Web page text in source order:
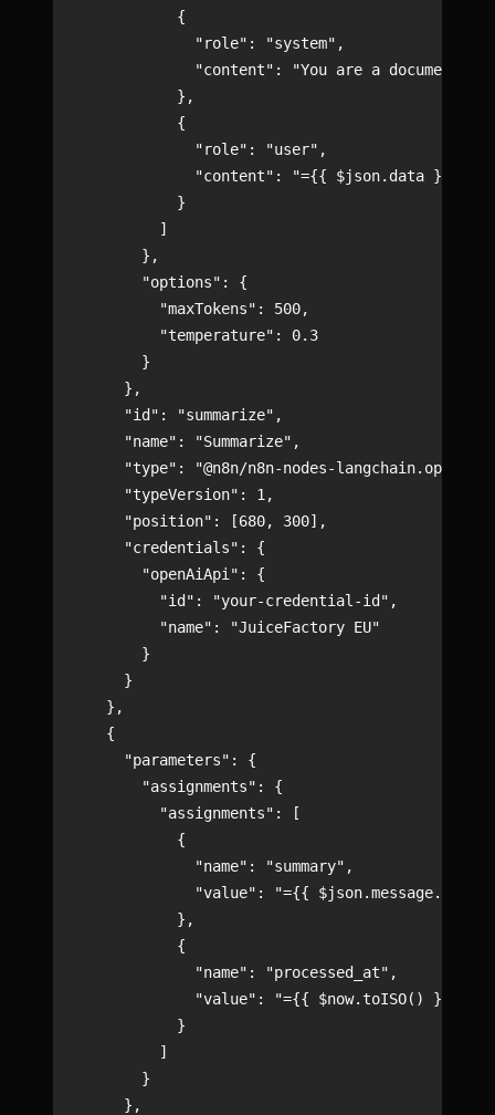
            {
              "role": "system",
"content": "You are a document
            },
            {
              "role": "user",
              "content": "={{ $json.data }}"
            }
          ]
        },
        "options": {
          "maxTokens": 500,
          "temperature": 0.3
        }
      },
      "id": "summarize",
      "name": "Summarize",
      "type": "@n8n/n8n-nodes-langchain.openAi",
      "typeVersion": 1,
      "position": [680, 300],
      "credentials": {
        "openAiApi": {
          "id": "your-credential-id",
          "name": "JuiceFactory EU"
        }
      }
    },
    {
      "parameters": {
        "assignments": {
          "assignments": [
            {
              "name": "summary",
"value": "={{
            },
            {
              "name": "processed_at",
              "value": "={{ $now.toISO() }}"
            }
          ]
        }
      },